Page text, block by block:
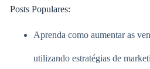
Posts Populares:
Aprenda como aumentar as
utilizando estratégias de